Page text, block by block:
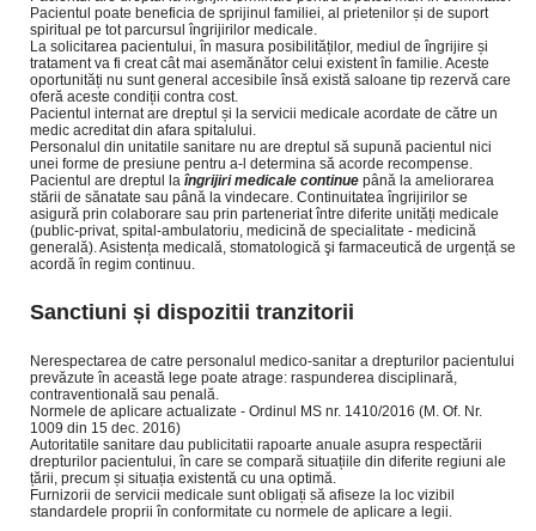
Pacientul poate beneficia de sprijinul familiei, al prietenilor și de suport
spiritual pe tot parcursul îngrijirilor medicale.
La solicitarea pacientului, în masura posibilităților, mediul de îngrijire și
tratament va fi creat cât mai asemănător celui existent în familie. Aceste
oportunități nu sunt general accesibile însă există saloane tip rezervă care
oferă aceste condiții contra cost.
Pacientul internat are dreptul și la servicii medicale acordate de către un
medic acreditat din afara spitalului.
Personalul din unitatile sanitare nu are dreptul să supună pacientul nici
unei forme de presiune pentru a-l determina să acorde recompense.
Pacientul are dreptul la îngrijiri medicale continue până la ameliorarea
stării de sănatate sau până la vindecare. Continuitatea îngrijirilor se
asigură prin colaborare sau prin parteneriat între diferite unități medicale
(public-privat, spital-ambulatoriu, medicină de specialitate - medicină
generală). Asistența medicală, stomatologică şi farmaceutică de urgență se
acordă în regim continuu.
Sanctiuni și dispozitii tranzitorii
Nerespectarea de catre personalul medico-sanitar a drepturilor pacientului
prevăzute în această lege poate atrage: raspunderea disciplinară,
contraventională sau penală.
Normele de aplicare actualizate - Ordinul MS nr. 1410/2016 (M. Of. Nr.
1009 din 15 dec. 2016)
Autoritatile sanitare dau publicitatii rapoarte anuale asupra respectării
drepturilor pacientului, în care se compară situațiile din diferite regiuni ale
țării, precum și situația existentă cu una optimă.
Furnizorii de servicii medicale sunt obligați să afiseze la loc vizibil
standardele proprii în conformitate cu normele de aplicare a legii.